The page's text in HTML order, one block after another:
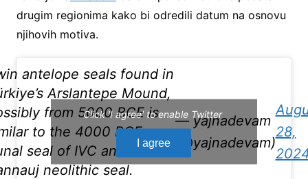
drugim regionima kako bi odredili datum na osnovu
njihovih motiva.
antelope seals found in
Arslantepe Mound,
from 5000 BCE is
to the 4000 BCE
seal of IVC and the
neolithic seal.
— yajnadevam
(@yajnadevam)
28,
Click 'I agree' to enable Twitter
I agree